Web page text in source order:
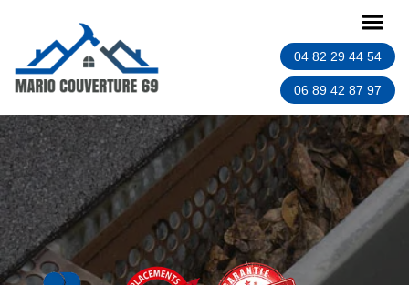
04 82 29 44 54
06 89 42 87 97